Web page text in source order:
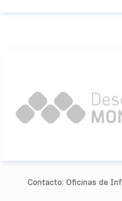
Contacto: Oﬁcinas de